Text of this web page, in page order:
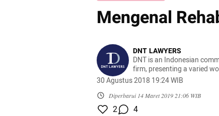
Mengenal
DNT LAWYERS
DNT is an Indonesian
firm, presenting a varied
all business level all around
30 Agustus 2018 19:24 WIB
Diperbarui 14 Maret 2019 21:06 WIB
2 4